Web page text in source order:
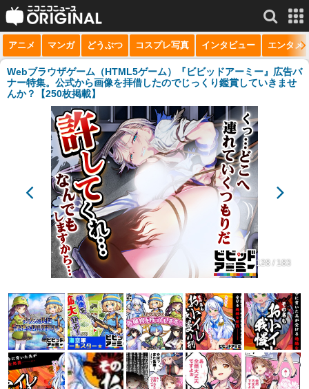
サービス一覧 もっと見る
niconico
動画
生放送
ニュース
チャンネル
マンガ
ニコニコQ
アニメ マンガ どうぶつ コスプレ写真 インタビュー エンタメ
Webブラウザゲーム（HTML5ゲーム）『ビビッドアーミー』広告バ
ナー特集。公式から画像を拝借したのでじっくり鑑賞していきませ
んか？【250枚掲載】
128 / 183